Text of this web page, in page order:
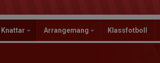
Knattar Arrangemang Klassfotboll